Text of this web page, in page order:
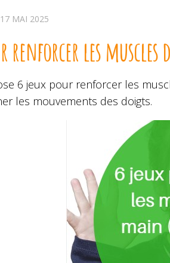
17 MAI 2025
renforcer les muscles
6 jeux pour renforcer les
les mouvements des doigts.